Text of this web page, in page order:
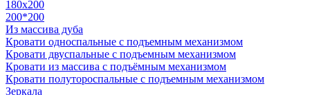
180х200
200*200
Из массива дуба
Кровати односпальные с подъемным механизмом
Кровати двуспальные с подъемным механизмом
Кровати из массива с подъёмным механизмом
Кровати полутороспальные с подъемным механизмом
Зеркала